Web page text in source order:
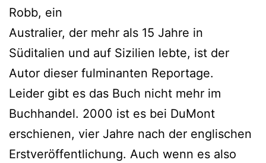
Robb, ein
Australier, der mehr als 15 Jahre in
Süditalien und auf Sizilien lebte, ist der
Autor dieser fulminanten Reportage.
Leider gibt es das Buch nicht mehr im
Buchhandel. 2000 ist es bei DuMont
erschienen, vier Jahre nach der englischen
Erstveröffentlichung. Auch wenn es also